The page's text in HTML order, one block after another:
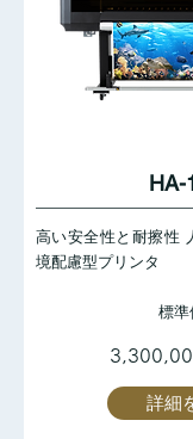
HA-
高い安全性と耐擦性
境配慮型プリンタ
標準
詳細